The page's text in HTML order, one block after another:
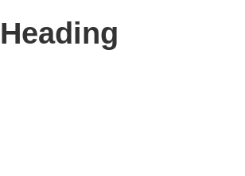
Heading